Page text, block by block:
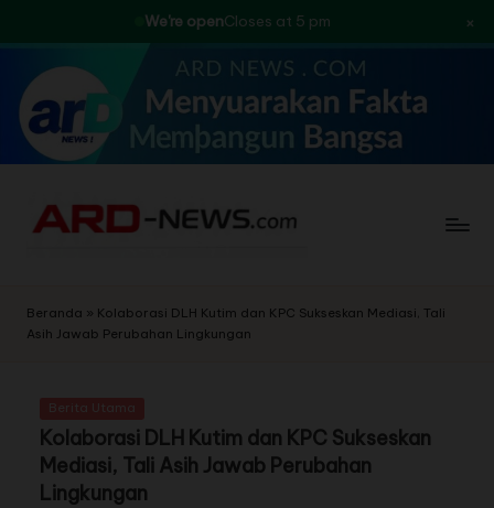
We're openCloses at 5 pm ×
Skip
content
Beranda » Kolaborasi DLH Kutim dan KPC Sukseskan Mediasi, Tali
Asih Jawab Perubahan Lingkungan
Kolaborasi DLH Kutim dan KPC Sukseskan
Mediasi, Tali Asih Jawab Perubahan
Lingkungan